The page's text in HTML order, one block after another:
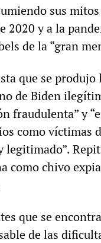
sus
2020 y a la
de la “gran
que se
de Biden
fraudulenta” y
como víctimas
como chivo
que se
de las